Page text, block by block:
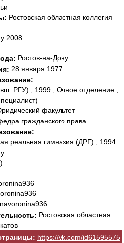
Ростовская областная коллегия
2008
Ростов-на-Дону
28 января 1977
РГУ) , 1999 , Очное отделение ,
факультет
гражданского пpава
реальная гимназия (ДРГ) , 1994
Ростовская областная
https://vk.com/id61595575